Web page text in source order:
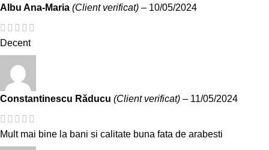
Albu Ana-Maria (Client verificat) – 10/05/2024
Decent
Constantinescu Răducu (Client verificat) – 11/05/2024
Mult mai bine la bani si calitate buna fata de arabesti